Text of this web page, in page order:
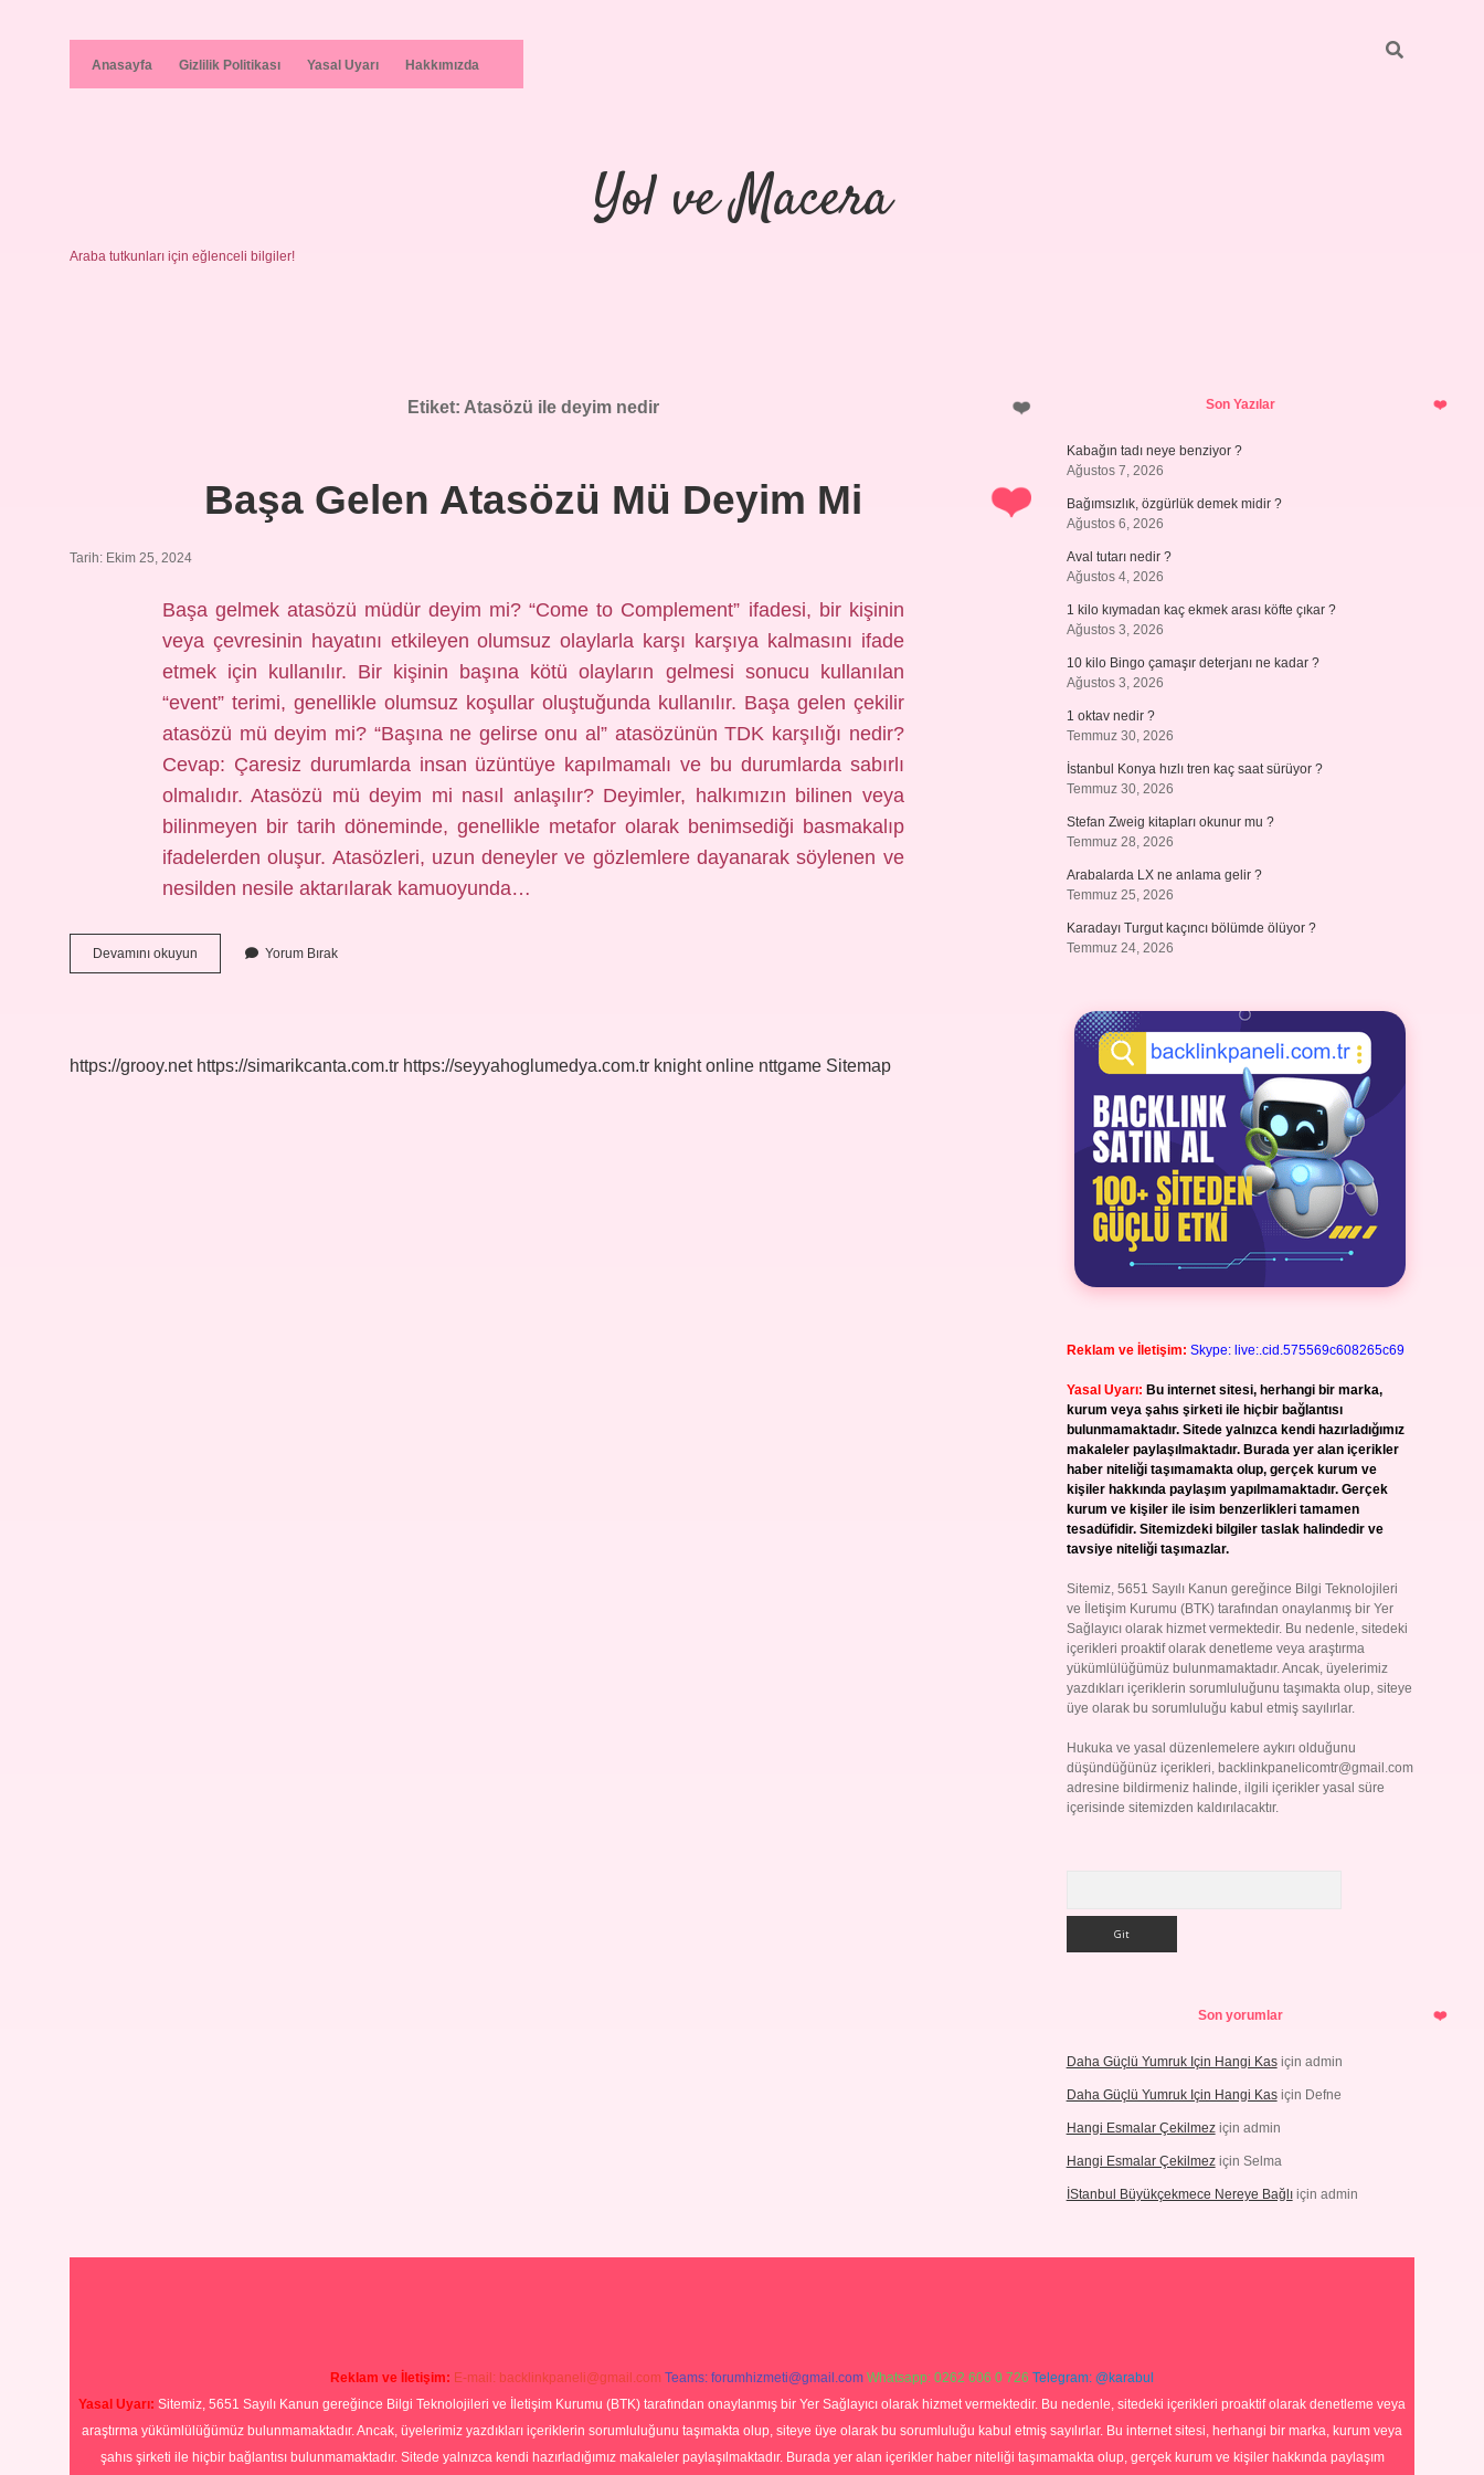
Anasayfa Gizlilik Politikası Yasal Uyarı Hakkımızda
Yol ve Macera
Araba tutkunları için eğlenceli bilgiler!
Etiket: Atasözü ile deyim nedir
Başa Gelen Atasözü Mü Deyim Mi
Tarih: Ekim 25, 2024
Başa gelmek atasözü müdür deyim mi? “Come to Complement” ifadesi, bir kişinin
veya çevresinin hayatını etkileyen olumsuz olaylarla karşı karşıya kalmasını ifade
etmek için kullanılır. Bir kişinin başına kötü olayların gelmesi sonucu kullanılan
“event” terimi, genellikle olumsuz koşullar oluştuğunda kullanılır. Başa gelen çekilir
atasözü mü deyim mi? “Başına ne gelirse onu al” atasözünün TDK karşılığı nedir?
Cevap: Çaresiz durumlarda insan üzüntüye kapılmamalı ve bu durumlarda sabırlı
olmalıdır. Atasözü mü deyim mi nasıl anlaşılır? Deyimler, halkımızın bilinen veya
bilinmeyen bir tarih döneminde, genellikle metafor olarak benimsediği basmakalıp
ifadelerden oluşur. Atasözleri, uzun deneyler ve gözlemlere dayanarak söylenen ve
nesilden nesile aktarılarak kamuoyunda…
Devamını okuyun
Gelen
Yorum Bırak
https://grooy.net https://simarikcanta.com.tr https://seyyahoglumedya.com.tr knight online nttgame Sitemap
SidebarSon Yazılar
Kabağın tadı neye benziyor ?
Ağustos 7, 2026
Bağımsızlık, özgürlük demek midir ?
Ağustos 6, 2026
Aval tutarı nedir ?
Ağustos 4, 2026
1 kilo kıymadan kaç ekmek arası köfte çıkar ?
Ağustos 3, 2026
10 kilo Bingo çamaşır deterjanı ne kadar ?
Ağustos 3, 2026
1 oktav nedir ?
Temmuz 30, 2026
İstanbul Konya hızlı tren kaç saat sürüyor ?
Temmuz 30, 2026
Stefan Zweig kitapları okunur mu ?
Temmuz 28, 2026
Arabalarda LX ne anlama gelir ?
Temmuz 25, 2026
Karadayı Turgut kaçıncı bölümde ölüyor ?
Temmuz 24, 2026
Reklam ve İletişim: Skype: live:.cid.575569c608265c69
Yasal Uyarı: Bu internet sitesi, herhangi bir marka,
kurum veya şahıs şirketi ile hiçbir bağlantısı
bulunmamaktadır. Sitede yalnızca kendi hazırladığımız
makaleler paylaşılmaktadır. Burada yer alan içerikler
haber niteliği taşımamakta olup, gerçek kurum ve
kişiler hakkında paylaşım yapılmamaktadır. Gerçek
kurum ve kişiler ile isim benzerlikleri tamamen
tesadüfidir. Sitemizdeki bilgiler taslak halindedir ve
tavsiye niteliği taşımazlar.
Sitemiz, 5651 Sayılı Kanun gereğince Bilgi Teknolojileri
ve İletişim Kurumu (BTK) tarafından onaylanmış bir Yer
Sağlayıcı olarak hizmet vermektedir. Bu nedenle, sitedeki
içerikleri proaktif olarak denetleme veya araştırma
yükümlülüğümüz bulunmamaktadır. Ancak, üyelerimiz
yazdıkları içeriklerin sorumluluğunu taşımakta olup, siteye
üye olarak bu sorumluluğu kabul etmiş sayılırlar.
Hukuka ve yasal düzenlemelere aykırı olduğunu
düşündüğünüz içerikleri, backlinkpanelicomtr@gmail.com
adresine bildirmeniz halinde, ilgili içerikler yasal süre
içerisinde sitemizden kaldırılacaktır.
Son yorumlar
Daha Güçlü Yumruk Için Hangi Kasiçin admin
Daha Güçlü Yumruk Için Hangi Kasiçin Defne
Hangi Esmalar Çekilmeziçin admin
Hangi Esmalar Çekilmeziçin Selma
İStanbul Büyükçekmece Nereye Bağlıiçin admin
Reklam ve İletişim: E-mail: backlinkpaneli@gmail.com Teams: forumhizmeti@gmail.com Whatsapp: 0262 606 0 726 Telegram: @karabul
Yasal Uyarı: Sitemiz, 5651 Sayılı Kanun gereğince Bilgi Teknolojileri ve İletişim Kurumu (BTK) tarafından onaylanmış bir Yer Sağlayıcı olarak hizmet vermektedir. Bu nedenle, sitedeki içerikleri proaktif olarak denetleme veya
araştırma yükümlülüğümüz bulunmamaktadır. Ancak, üyelerimiz yazdıkları içeriklerin sorumluluğunu taşımakta olup, siteye üye olarak bu sorumluluğu kabul etmiş sayılırlar. Bu internet sitesi, herhangi bir marka, kurum veya
şahıs şirketi ile hiçbir bağlantısı bulunmamaktadır. Sitede yalnızca kendi hazırladığımız makaleler paylaşılmaktadır. Burada yer alan içerikler haber niteliği taşımamakta olup, gerçek kurum ve kişiler hakkında paylaşım